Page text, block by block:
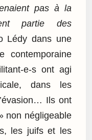
pas à la
partie des
Lédy dans une
contemporaine
e-s ont agi
dans les
Ils ont
non négligeable
les juifs et les